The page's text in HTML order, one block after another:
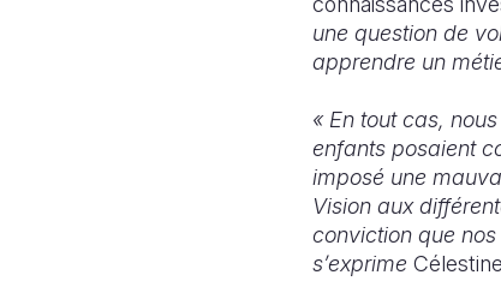
une question de
apprendre un
« En tout cas,
enfants posaient
imposé une
Vision aux
conviction que
s’exprime